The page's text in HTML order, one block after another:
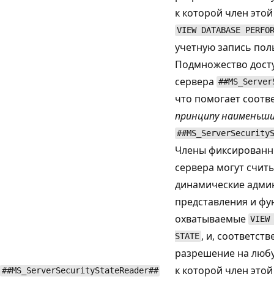
к которой член
VIEW DATABASE
учетную запись
Подмножество
сервера
что помогает
принципу
##MS_ServerSecurityStateReader##
Члены
сервера могут
динамические
представления и
охватываемые VIEW
STATE , и,
разрешение на
к которой член